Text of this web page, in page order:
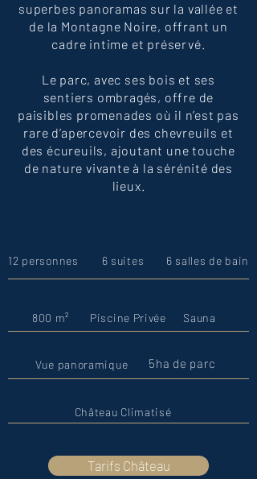
superbes panoramas sur la vallée et
de la Montagne Noire, offrant un
cadre intime et préservé.
Le parc, avec ses bois et ses
sentiers ombragés, offre de
paisibles promenades où il n’est pas
rare d’apercevoir des chevreuils et
des écureuils, ajoutant une touche
de nature vivante à la sérénité des
lieux.
12 personnes 6 suites 6 salles de bain
800 m² Piscine Privée Sauna
Vue panoramique 5ha de parc
Château Climatisé
Tarifs Château